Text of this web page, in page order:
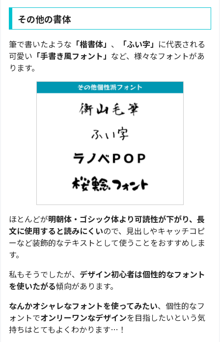
その他の書体
筆で書いたような 「楷書体」 、 「ふい字」 に代表される
可愛い 「手書き風フォント」 など、様々なフォントがあ
ります。
ほとんどが明朝体・ゴシック体より可読性が下がり、長
文に使用すると読みにくいので、見出しやキャッチコピ
ーなど装飾的なテキストとして使うことをおすすめしま
す。
私もそうでしたが、 デザイン初心者は個性的なフォント
を使いたがる傾向があります。
なんかオシャレなフォントを使ってみたい、個性的なフ
ォントでオンリーワンなデザインを目指したいという気
持ちはとてもよくわかります…！